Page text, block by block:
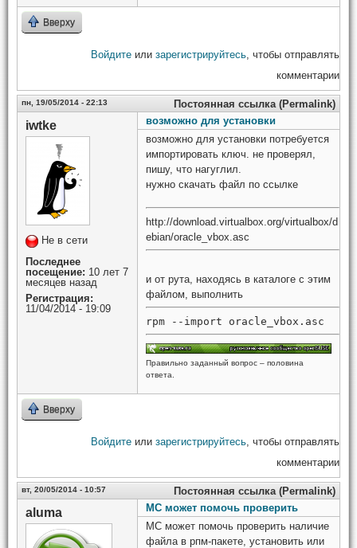
Вверху
Войдите или зарегистрируйтесь , чтобы отправлять
комментарии
пн, 19/05/2014 - 22:13 Постоянная ссылка (Permalink)
iwtke
Не в сети
Последнее
посещение: 10 лет 7
месяцев назад
Регистрация:
11/04/2014 - 19:09
возможно для установки
возможно для установки потребуется
импортировать ключ. не проверял,
пишу, что нагуглил.
нужно скачать файл по ссылке
http://download.virtualbox.org/virtualbox/d
ebian/oracle_vbox.asc
и от рута, находясь в каталоге с этим
файлом, выполнить
rpm --import oracle_vbox.asc
Правильно заданный вопрос – половина
ответа.
Вверху
Войдите или зарегистрируйтесь , чтобы отправлять
комментарии
вт, 20/05/2014 - 10:57 Постоянная ссылка (Permalink)
aluma
МС может помочь проверить
МС может помочь проверить наличие
файла в рпм-пакете, установить или